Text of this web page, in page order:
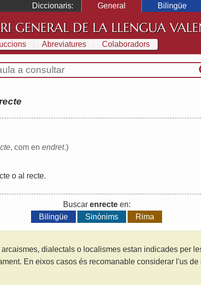
Diccionaris: General Bilingüe
GENERAL DE LA LLENGUA
Abreviatures Colaboradors
, com en endret.)
o al recte.
Buscar enrecteen:
Bilingüe
Sinònims Rima
dialectals o localismes estan indicades per
En eixos casos és recomanable considerar l'us